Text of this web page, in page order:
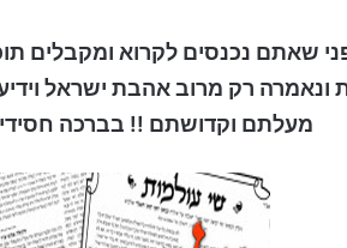
שאתם נכנסים לקרוא ומקבלים
ונאמרה רק מרוב אהבת ישראל
מעלתם וקדושתם !! בברכה